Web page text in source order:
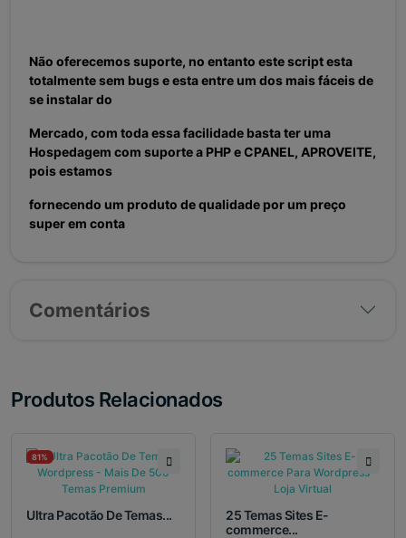
Não oferecemos suporte, no entanto este script esta
totalmente sem bugs e esta entre um dos mais fáceis de
se instalar do
Mercado, com toda essa facilidade basta ter uma
Hospedagem com suporte a PHP e CPANEL, APROVEITE,
pois estamos
fornecendo um produto de qualidade por um preço
super em conta
Comentários
Produtos Relacionados
81%
Ultra Pacotão De Temas...
25 Temas Sites E-
commerce...